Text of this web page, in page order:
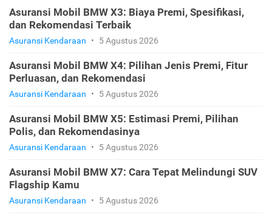
Asuransi Mobil BMW X3: Biaya Premi, Spesifikasi,
dan Rekomendasi Terbaik
Asuransi Kendaraan • 5 Agustus 2026
Asuransi Mobil BMW X4: Pilihan Jenis Premi, Fitur
Perluasan, dan Rekomendasi
Asuransi Kendaraan • 5 Agustus 2026
Asuransi Mobil BMW X5: Estimasi Premi, Pilihan
Polis, dan Rekomendasinya
Asuransi Kendaraan • 5 Agustus 2026
Asuransi Mobil BMW X7: Cara Tepat Melindungi SUV
Flagship Kamu
Asuransi Kendaraan • 5 Agustus 2026